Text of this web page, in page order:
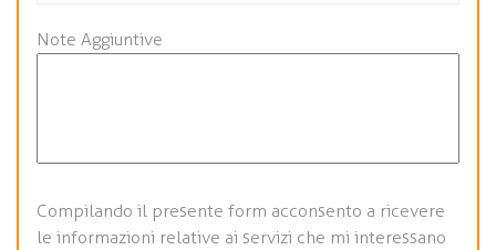
Note Aggiuntive
Compilando il presente form acconsento a ricevere
le informazioni relative ai servizi che mi interessano